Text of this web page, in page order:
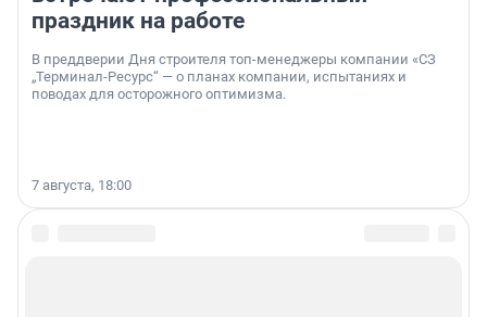
праздник на работе
В преддверии Дня строителя топ-менеджеры компании «СЗ
„Терминал-Ресурс“ — о планах компании, испытаниях и
поводах для осторожного оптимизма.
7 августа, 18:00